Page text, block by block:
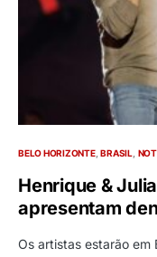
BELO HORIZONTE BRASIL
Henrique &
apresentam
Os artistas estarão em